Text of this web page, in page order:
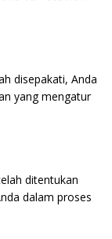
disepakati, Anda
yang mengatur
ditentukan
dalam proses